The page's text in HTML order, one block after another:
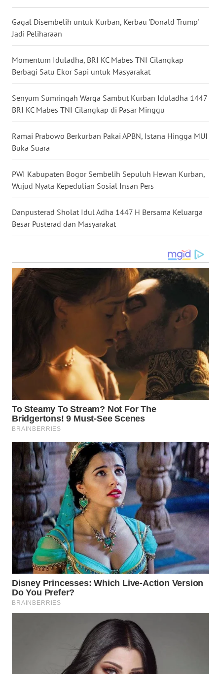
Gagal Disembelih untuk Kurban, Kerbau 'Donald Trump'
Jadi Peliharaan
Momentum Iduladha, BRI KC Mabes TNI Cilangkap
Berbagi Satu Ekor Sapi untuk Masyarakat
Senyum Sumringah Warga Sambut Kurban Iduladha 1447
BRI KC Mabes TNI Cilangkap di Pasar Minggu
Ramai Prabowo Berkurban Pakai APBN, Istana Hingga MUI
Buka Suara
PWI Kabupaten Bogor Sembelih Sepuluh Hewan Kurban,
Wujud Nyata Kepedulian Sosial Insan Pers
Danpusterad Sholat Idul Adha 1447 H Bersama Keluarga
Besar Pusterad dan Masyarakat
WN
KALTARA
KALSEL
KALTIM
SULSEL
GORONTALO
WN
SULUT
WN
WN
MALUT
DANAU
TOBA
NIAS
WN
LANGKAT
WN
TAPANULI
SELATAN
WN
TANJUNG
LESUNG
WN
KARO
WN